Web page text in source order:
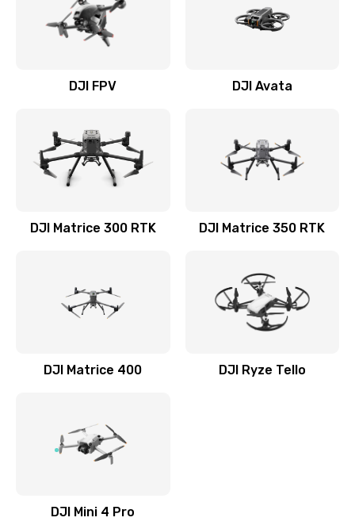
DJI FPV DJI Avata
DJI Matrice 300 RTK DJI Matrice 350 RTK
DJI Matrice 400 DJI Ryze Tello
DJI Mini 4 Pro